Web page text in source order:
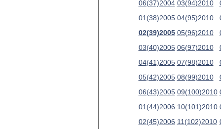
06(37)2004
01(38)2005
02(39)2005
03(40)2005
04(41)2005
05(42)2005
06(43)2005
01(44)2006
02(45)2006
03(94)2010
04(95)2010
05(96)2010
06(97)2010
07(98)2010
08(99)2010
09(100)2010
10(101)2010
11(102)2010